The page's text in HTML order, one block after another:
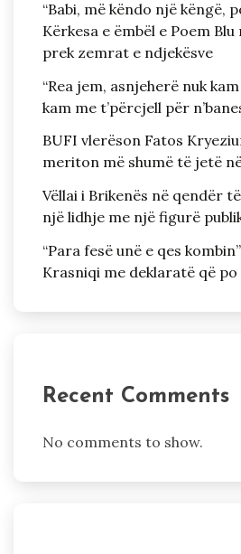
“Babi, më këndo një këngë,
Kërkesa e ëmbël e Poem
prek zemrat e ndjekësve
“Rea jem, asnjeherë nuk
kam me t’përcjell për
BUFI vlerëson Fatos
meriton më shumë të jetë në
Vëllai i Brikenës në qendër
një lidhje me një figurë
“Para fesë unë e qes
Krasniqi me deklaratë që po
Recent Comments
No comments to show.